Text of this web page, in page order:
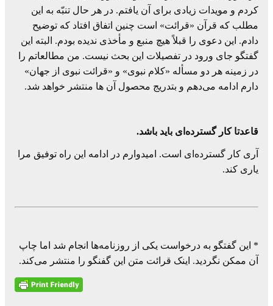
کردم و مویدات زیادی برای آن یافتم. در هر حال تنبّه به این
مطلب که قرآن «قرائت» است چنین اتفاق افتاد که توضیح
دادم. این دعوی را قبلاً هیچ منبع و مأخذی ندیده بودم. البته این
گفتگو جای ورود در تفصیلات این بحث نیست. من مطالعاتم را
در زمینه هر دو مسأله «کلام نبوی» و «قرائت نبوی از جهان»
دارم ادامه می‌دهم و بتدریج محصول آن ها منتشر خواهد شد.
قاعدتا کار گسترده‌ای باید باشد.
آری کار گسترده‌ای است. امیدوارم در ادامه این راه توفیق مرا
یاری کند.
* این گفتگو به درخواست یکی از روزنامه‌ها انجام شد اما چاپ
آن ممکن نگردید. اینک قرائت متن این گفنگو را منتشر می‌کند.